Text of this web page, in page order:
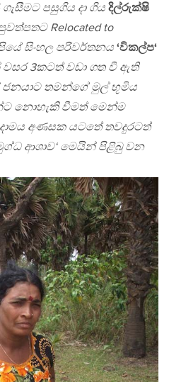
පසුගිය දා ගිය දිල්රුක්ෂි
Relocated to
සිංහල පරිවර්තනය ‘විකල්ප‘
3කටත් වඩා ගත වී ඇති
තමන්ගේ මුල් භූමිය
නොහැකි වීමත් මෙන්ම
අණසක යටතේ තවදුරටත්
ආශාව‘ මෙයින් පිළිබු වන